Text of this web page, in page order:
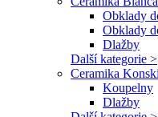
Obklady
Obklady
Dlažby
Další kategorie >
Ceramika
Koupelny
Dlažby